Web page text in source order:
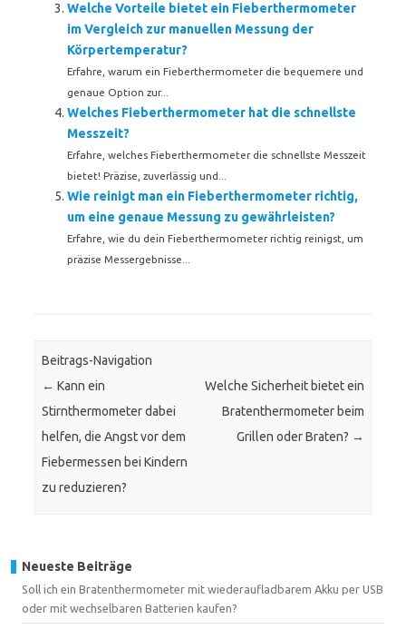
Welche Vorteile bietet ein Fieberthermometer
im Vergleich zur manuellen Messung der
Körpertemperatur?
Erfahre, warum ein Fieberthermometer die bequemere und
genaue Option zur...
Welches Fieberthermometer hat die schnellste
Messzeit?
Erfahre, welches Fieberthermometer die schnellste Messzeit
bietet! Präzise, zuverlässig und...
Wie reinigt man ein Fieberthermometer richtig,
um eine genaue Messung zu gewährleisten?
Erfahre, wie du dein Fieberthermometer richtig reinigst, um
präzise Messergebnisse...
Beitrags-Navigation
← Kann ein
Stirnthermometer dabei
helfen, die Angst vor dem
Fiebermessen bei Kindern
zu reduzieren?
Welche Sicherheit bietet ein
Bratenthermometer beim
Grillen oder Braten? →
Neueste Beiträge
Soll ich ein Bratenthermometer mit wiederaufladbarem Akku per USB
oder mit wechselbaren Batterien kaufen?